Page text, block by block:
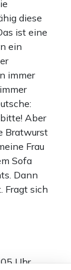
diese
ist eine
ein
immer
Aber
Bratwurst
Frau
Sofa
Dann
Fragt sich
Uhr